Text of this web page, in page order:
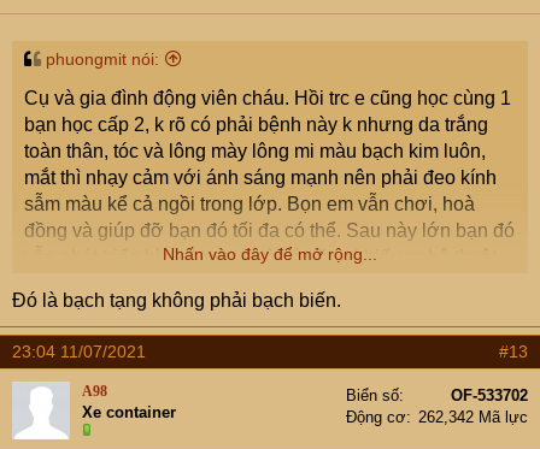
s
phuongmit nói:
Cụ và gia đình động viên cháu. Hồi trc e cũng học cùng 1
bạn học cấp 2, k rõ có phải bệnh này k nhưng da trắng
toàn thân, tóc và lông mày lông mi màu bạch kim luôn,
mắt thì nhạy cảm với ánh sáng mạnh nên phải đeo kính
sẫm màu kể cả ngồi trong lớp. Bọn em vẫn chơi, hoà
đồng và giúp đỡ bạn đó tối đa có thể. Sau này lớn bạn đó
vẫn phát triển bình thường và có năng khiếu nghệ thuật
Nhấn vào đây để mở rộng...
Đó là bạch tạng không phải bạch biến.
23:04 11/07/2021 #13
A98
Xe container
Biển số
OF-533702
Động cơ
262,342 Mã lực